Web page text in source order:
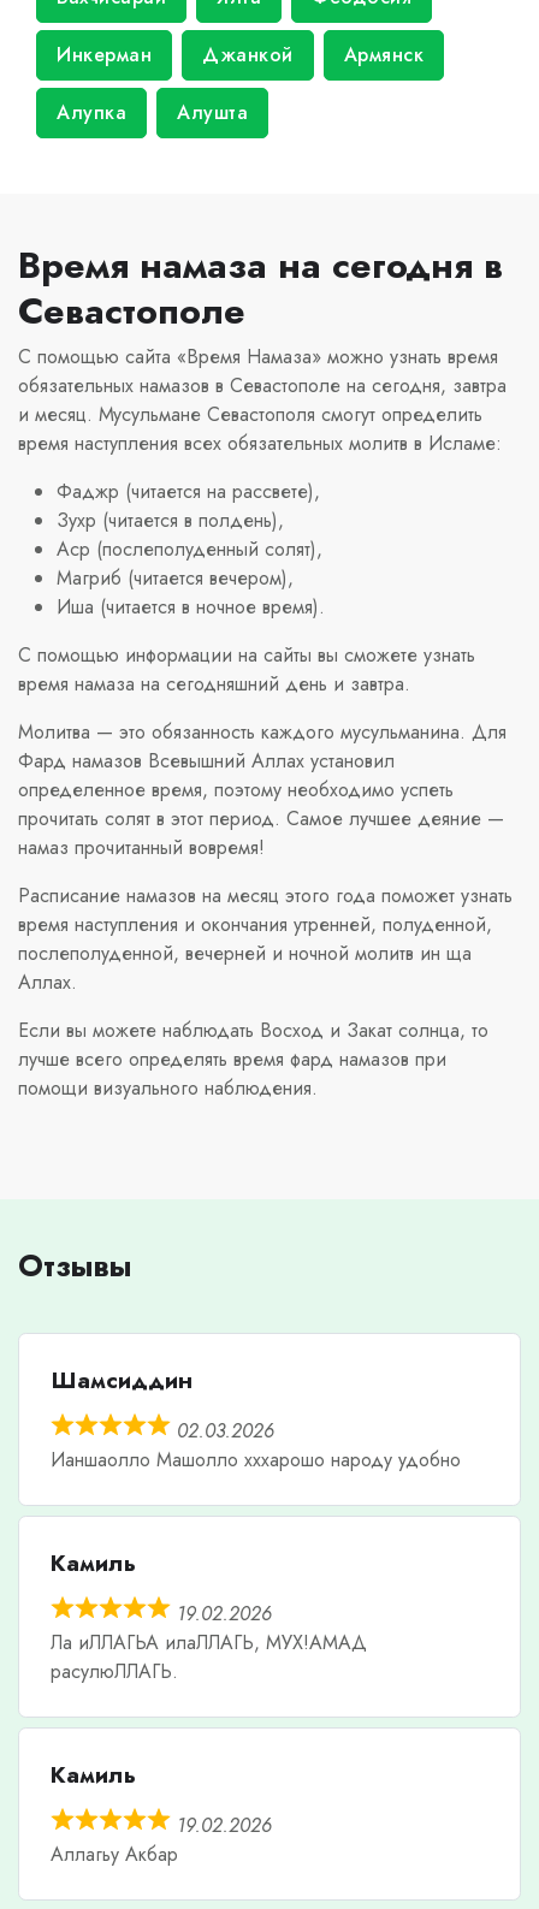
Инкерман Джанкой Армянск
Алупка Алушта
Время намаза на сегодня в
Севастополе
С помощью сайта «Время Намаза» можно узнать время
обязательных намазов в Севастополе на сегодня, завтра
и месяц. Мусульмане Севастополя смогут определить
время наступления всех обязательных молитв в Исламе:
Фаджр (читается на рассвете),
Зухр (читается в полдень),
Аср (послеполуденный солят),
Магриб (читается вечером),
Иша (читается в ночное время).
С помощью информации на сайты вы сможете узнать
время намаза на сегодняшний день и завтра.
Молитва — это обязанность каждого мусульманина. Для
Фард намазов Всевышний Аллах установил
определенное время, поэтому необходимо успеть
прочитать солят в этот период. Самое лучшее деяние —
намаз прочитанный вовремя!
Расписание намазов на месяц этого года поможет узнать
время наступления и окончания утренней, полуденной,
послеполуденной, вечерней и ночной молитв ин ща
Аллах.
Если вы можете наблюдать Восход и Закат солнца, то
лучше всего определять время фард намазов при
помощи визуального наблюдения.
Отзывы
Шамсиддин
02.03.2026
Ианшаолло Машолло хххарошо народу удобно
Камиль
19.02.2026
Ла иЛЛАГЬА илаЛЛАГЬ, МУХ!АМАД
расулюЛЛАГЬ.
Камиль
19.02.2026
Аллагьу Акбар